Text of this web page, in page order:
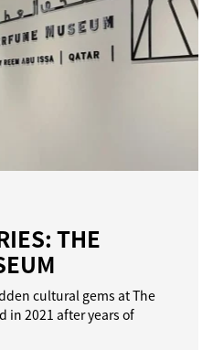
THE
cultural gems at The
in 2021 after years of